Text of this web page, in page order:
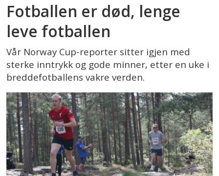
Fotballen er død, lenge
leve fotballen
Vår Norway Cup-reporter sitter igjen med
sterke inntrykk og gode minner, etter en uke i
breddefotballens vakre verden.